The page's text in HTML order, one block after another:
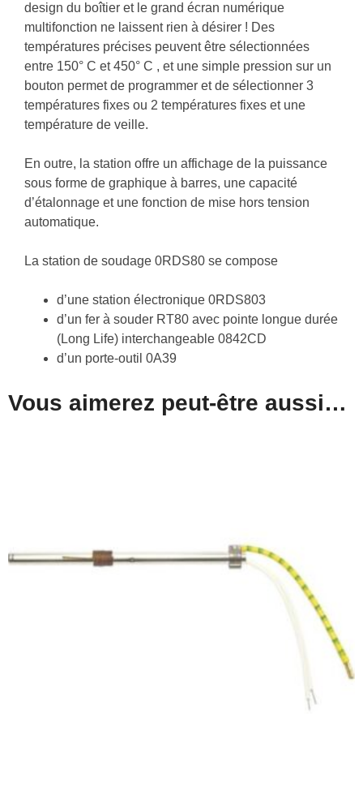
design du boîtier et le grand écran numérique
multifonction ne laissent rien à désirer ! Des
températures précises peuvent être sélectionnées
entre 150° C et 450° C , et une simple pression sur un
bouton permet de programmer et de sélectionner 3
températures fixes ou 2 températures fixes et une
température de veille.
En outre, la station offre un affichage de la puissance
sous forme de graphique à barres, une capacité
d’étalonnage et une fonction de mise hors tension
automatique.
La station de soudage 0RDS80 se compose
d’une station électronique 0RDS803
d’un fer à souder RT80 avec pointe longue durée
(Long Life) interchangeable 0842CD
d’un porte-outil 0A39
Vous aimerez peut-être aussi…